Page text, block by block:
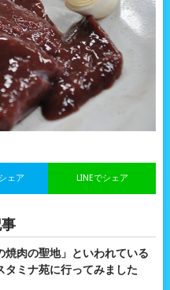
LINEでシェア
ェア
焼肉の聖地」といわれている
タミナ苑に行ってみました